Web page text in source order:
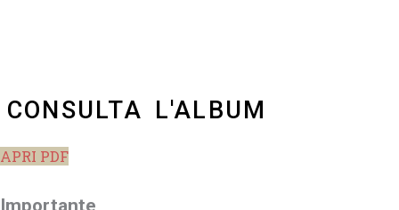
CONSULTA L'ALBUM
APRI PDF
Importante